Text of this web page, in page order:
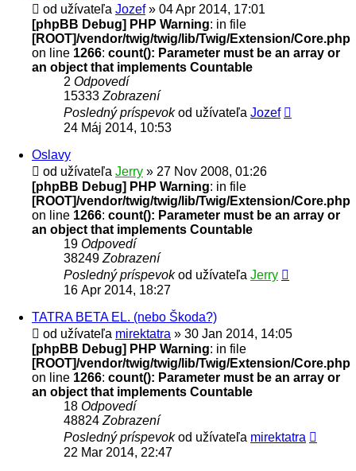
od užívateľa Jozef» 04 Apr 2014, 17:01
[phpBB Debug] PHP Warning: in file
[ROOT]/vendor/twig/twig/lib/Twig/Extension/Core.php
on line 1266: count(): Parameter must be an array or
an object that implements Countable
2 Odpovedí
15333 Zobrazení
Posledný príspevokod užívateľa Jozef
24 Máj 2014, 10:53
Oslavy
od užívateľa Jerry » 27 Nov 2008, 01:26
[phpBB Debug] PHP Warning: in file
[ROOT]/vendor/twig/twig/lib/Twig/Extension/Core.php
on line 1266: count(): Parameter must be an array or
an object that implements Countable
19 Odpovedí
38249 Zobrazení
Posledný príspevokod užívateľa Jerry
16 Apr 2014, 18:27
TATRA BETA EL. (nebo Škoda?)
od užívateľa mirektatra » 30 Jan 2014, 14:05
[phpBB Debug] PHP Warning: in file
[ROOT]/vendor/twig/twig/lib/Twig/Extension/Core.php
on line 1266: count(): Parameter must be an array or
an object that implements Countable
18 Odpovedí
48824 Zobrazení
Posledný príspevokod užívateľa mirektatra
22 Mar 2014, 22:47